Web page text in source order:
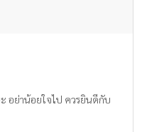
อย่าน้อยใจไป ควรยินดีกับ